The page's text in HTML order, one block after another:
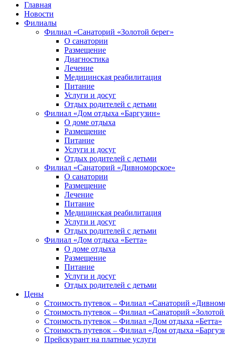
Главная
Новости
Филиалы
Филиал «Санаторий «Золотой берег»
О санатории
Размещение
Диагностика
Лечение
Медицинская реабилитация
Питание
Услуги и досуг
Отдых родителей с детьми
Филиал «Дом отдыха «Баргузин»
О доме отдыха
Размещение
Питание
Услуги и досуг
Отдых родителей с детьми
Филиал «Санаторий «Дивноморское»
О санатории
Размещение
Лечение
Питание
Медицинская реабилитация
Услуги и досуг
Отдых родителей с детьми
Филиал «Дом отдыха «Бетта»
О доме отдыха
Размещение
Питание
Услуги и досуг
Отдых родителей с детьми
Цены
Стоимость путевок – Филиал «Санаторий
Стоимость путевок – Филиал «Санаторий «Золотой
Стоимость путевок – Филиал «Дом отдыха «Бетта»
Стоимость путевок – Филиал «Дом отдыха
Прейскурант на платные услуги